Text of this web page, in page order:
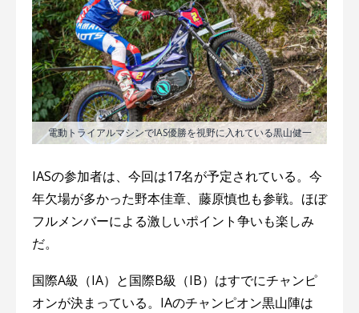
電動トライアルマシンでIAS優勝を視野に入れている黒山健一
IASの参加者は、今回は17名が予定されている。今
年欠場が多かった野本佳章、藤原慎也も参戦。ほぼ
フルメンバーによる激しいポイント争いも楽しみ
だ。
国際A級（IA）と国際B級（IB）はすでにチャンピ
オンが決まっている。IAのチャンピオン黒山陣は